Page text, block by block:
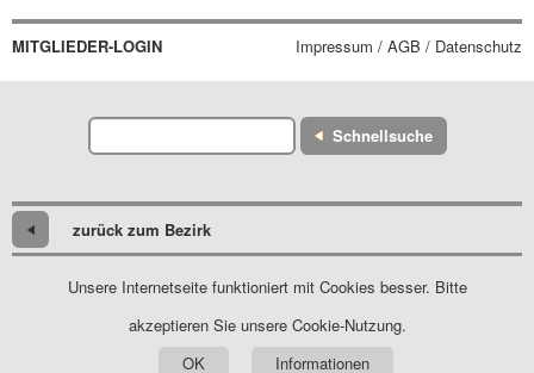
MITGLIEDER-LOGIN Impressum / AGB / Datenschutz
Schnellsuche
zurück zum Bezirk
Unsere Internetseite funktioniert mit Cookies besser. Bitte
akzeptieren Sie unsere Cookie-Nutzung.
OK
Informationen